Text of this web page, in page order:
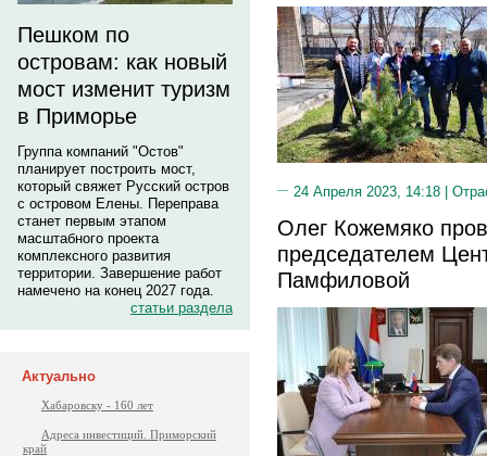
Пешком по
островам: как новый
мост изменит туризм
в Приморье
Группа компаний "Остов"
планирует построить мост,
который свяжет Русский остров
с островом Елены. Переправа
станет первым этапом
масштабного проекта
комплексного развития
территории. Завершение работ
намечено на конец 2027 года.
статьи раздела
Актуально
Хабаровску - 160 лет
Адреса инвестиций. Приморский
край
24 Апреля 2023, 14:18 |
Олег Кожемяко
председателем
Памфиловой